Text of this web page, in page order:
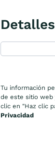
Tu información
de este sitio web
clic en "Haz clic
Privacidad